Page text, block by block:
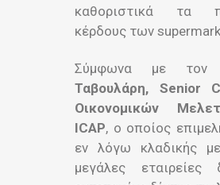
καθοριστικά τα
κέρδους των
Σύμφωνα με τον
Ταβουλάρη, Senior
Οικονομικών
ICAP, o οποίος
εν λόγω κλαδικής
μεγάλες εταιρείες